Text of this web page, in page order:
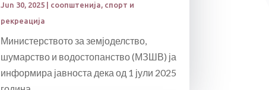
Jun 30, 2025| соопштенија, спорт и
рекреација
Министерството за земјоделство,
шумарство и водостопанство (МЗШВ) ја
информира јавноста дека од 1 јули 2025